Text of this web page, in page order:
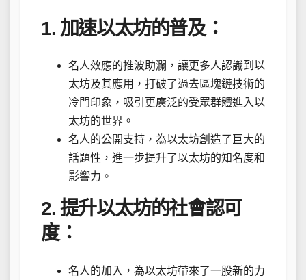
1. 加速以太坊的普及：
名人效應的推波助瀾，讓更多人認識到以
太坊及其應用，打破了過去區塊鏈技術的
冷門印象，吸引更廣泛的受眾群體進入以
太坊的世界。
名人的公開支持，為以太坊創造了巨大的
話題性，進一步提升了以太坊的知名度和
影響力。
2. 提升以太坊的社會認可
度：
名人的加入，為以太坊帶來了一股新的力